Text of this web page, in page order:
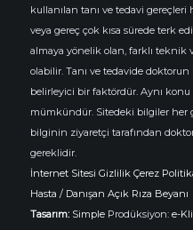
kullanılan tanı ve tedavi
veya gereç çok kısa sürede terk
almaya yönelik olan, farklı teknik
olabilir. Tanı ve tedavide
belirleyici bir faktördür. Aynı konu
mümkündür. Sitedeki bilgiler
bilginin ziyaretçi tarafından
gereklidir.
İnternet Sitesi Gizlilik Çerez
Hasta / Danışan Açık Rıza Beyanı
Tasarım: SimpleProdüksiyon: e-